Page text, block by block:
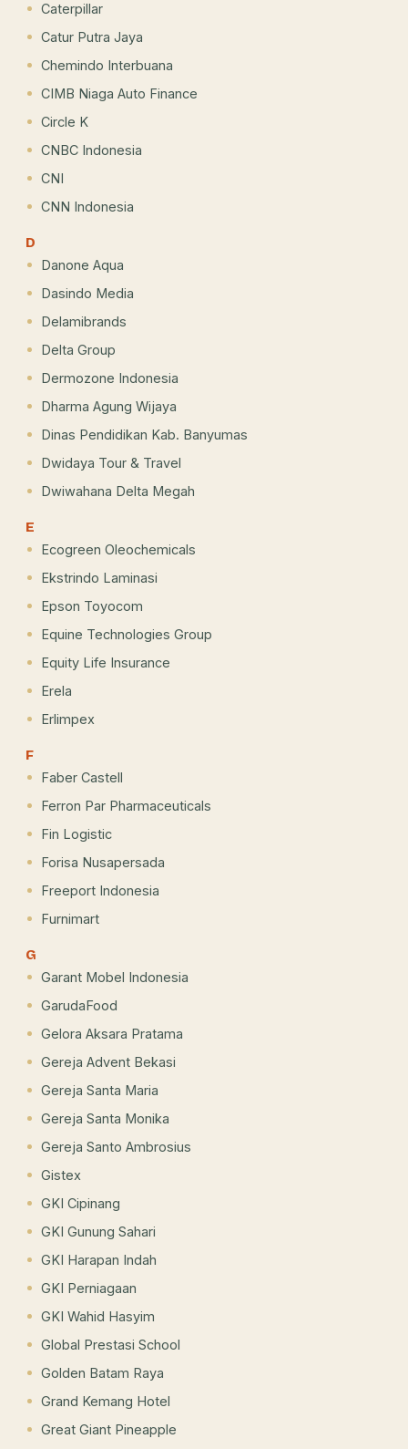
Caterpillar
Catur Putra Jaya
Chemindo Interbuana
CIMB Niaga Auto Finance
Circle K
CNBC Indonesia
CNI
CNN Indonesia
D
Danone Aqua
Dasindo Media
Delamibrands
Delta Group
Dermozone Indonesia
Dharma Agung Wijaya
Dinas Pendidikan Kab. Banyumas
Dwidaya Tour & Travel
Dwiwahana Delta Megah
E
Ecogreen Oleochemicals
Ekstrindo Laminasi
Epson Toyocom
Equine Technologies Group
Equity Life Insurance
Erela
Erlimpex
F
Faber Castell
Ferron Par Pharmaceuticals
Fin Logistic
Forisa Nusapersada
Freeport Indonesia
Furnimart
G
Garant Mobel Indonesia
GarudaFood
Gelora Aksara Pratama
Gereja Advent Bekasi
Gereja Santa Maria
Gereja Santa Monika
Gereja Santo Ambrosius
Gistex
GKI Cipinang
GKI Gunung Sahari
GKI Harapan Indah
GKI Perniagaan
GKI Wahid Hasyim
Global Prestasi School
Golden Batam Raya
Grand Kemang Hotel
Great Giant Pineapple